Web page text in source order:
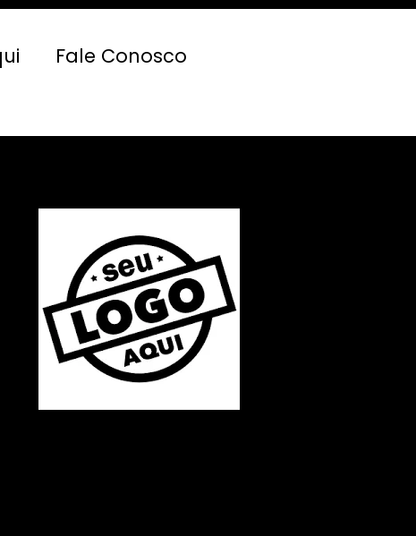
Fale Conosco